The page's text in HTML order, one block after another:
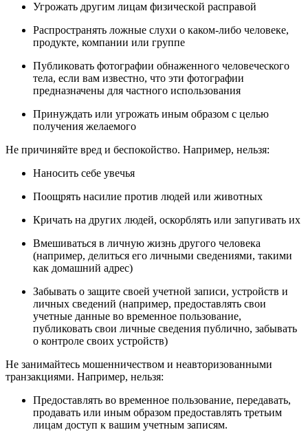
Угрожать другим лицам физической расправой
Распространять ложные слухи о каком-либо человеке,
продукте, компании или группе
Публиковать фотографии обнаженного человеческого
тела, если вам известно, что эти фотографии
предназначены для частного использования
Принуждать или угрожать иным образом с целью
получения желаемого
Не причиняйте вред и беспокойство. Например, нельзя:
Наносить себе увечья
Поощрять насилие против людей или животных
Кричать на других людей, оскорблять или запугивать их
Вмешиваться в личную жизнь другого человека
(например, делиться его личными сведениями, такими
как домашний адрес)
Забывать о защите своей учетной записи, устройств и
личных сведений (например, предоставлять свои
учетные данные во временное пользование,
публиковать свои личные сведения публично, забывать
о контроле своих устройств)
Не занимайтесь мошенничеством и неавторизованными
транзакциями. Например, нельзя:
Предоставлять во временное пользование, передавать,
продавать или иным образом предоставлять третьим
лицам доступ к вашим учетным записям.